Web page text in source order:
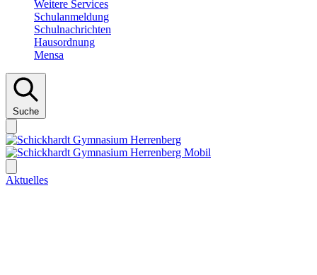
Weitere Services
Schulanmeldung
Schulnachrichten
Hausordnung
Mensa
Suche
Aktuelles